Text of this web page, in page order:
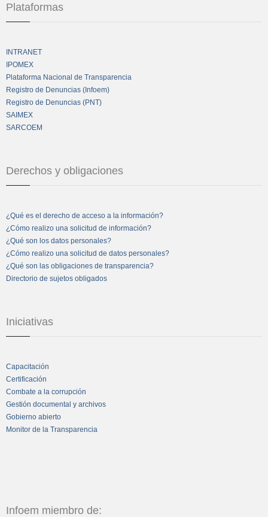
Plataformas
INTRANET
IPOMEX
Plataforma Nacional de Transparencia
Registro de Denuncias (Infoem)
Registro de Denuncias (PNT)
SAIMEX
SARCOEM
Derechos y obligaciones
¿Qué es el derecho de acceso a la información?
¿Cómo realizo una solicitud de información?
¿Qué son los datos personales?
¿Cómo realizo una solicitud de datos personales?
¿Qué son las obligaciones de transparencia?
Directorio de sujetos obligados
Iniciativas
Capacitación
Certificación
Combate a la corrupción
Gestión documental y archivos
Gobierno abierto
Monitor de la Transparencia
Infoem miembro de: